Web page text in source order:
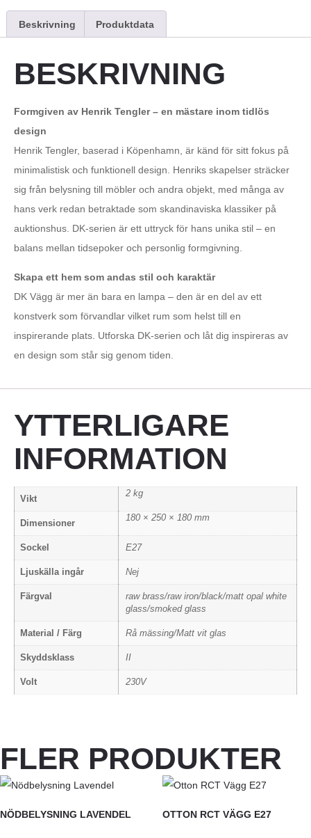
Beskrivning Produktdata
BESKRIVNING
Formgiven av Henrik Tengler – en mästare inom tidlös
design
Henrik Tengler, baserad i Köpenhamn, är känd för sitt fokus på
minimalistisk och funktionell design. Henriks skapelser sträcker
sig från belysning till möbler och andra objekt, med många av
hans verk redan betraktade som skandinaviska klassiker på
auktionshus. DK-serien är ett uttryck för hans unika stil – en
balans mellan tidsepoker och personlig formgivning.
Skapa ett hem som andas stil och karaktär
DK Vägg är mer än bara en lampa – den är en del av ett
konstverk som förvandlar vilket rum som helst till en
inspirerande plats. Utforska DK-serien och låt dig inspireras av
en design som står sig genom tiden.
YTTERLIGARE
INFORMATION
Vikt
2 kg
Dimensioner
180 × 250 × 180 mm
Sockel E27
Ljuskälla ingår Nej
Färgval
raw brass/raw iron/black/matt opal white
glass/smoked glass
Material / Färg Rå mässing/Matt vit glas
Skyddsklass II
Volt 230V
FLER PRODUKTER
NÖDBELYSNING LAVENDEL OTTON RCT VÄGG E27